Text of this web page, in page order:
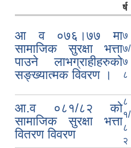
र्ष
आ व ०७६।७७ मा
सामाजिक सुरक्षा भत्ता
पाउने लाभग्राहीहरुको
स‌ङ्ख्यात्मक विवरण ।
७
७/
७
८
आ.व ०८१/८२ को
सामाजिक सुरक्षा भत्ता
वितरण विवरण
८
१/
८
२